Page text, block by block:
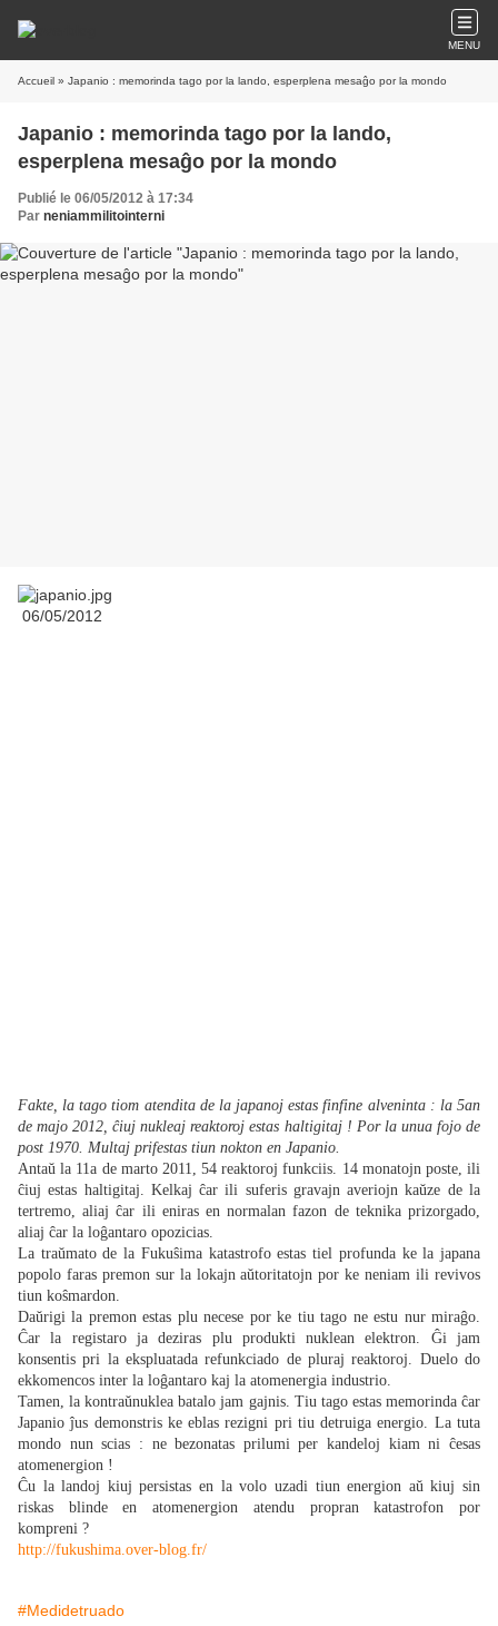
MENU
Accueil » Japanio : memorinda tago por la lando, esperplena mesaĝo por la mondo
Japanio : memorinda tago por la lando,
esperplena mesaĝo por la mondo
Publié le 06/05/2012 à 17:34
Par neniammilitointerni
06/05/2012
Fakte, la tago tiom atendita de la japanoj estas finfine alveninta : la 5an
de majo 2012, ĉiuj nukleaj reaktoroj estas haltigitaj ! Por la unua fojo de
post 1970. Multaj prifestas tiun nokton en Japanio.
Antaŭ la 11a de marto 2011, 54 reaktoroj funkciis. 14 monatojn poste, ili
ĉiuj estas haltigitaj. Kelkaj ĉar ili suferis gravajn averiojn kaŭze de la
tertremo, aliaj ĉar ili eniras en normalan fazon de teknika prizorgado,
aliaj ĉar la loĝantaro opozicias.
La traŭmato de la Fukuŝima katastrofo estas tiel profunda ke la japana
popolo faras premon sur la lokajn aŭtoritatojn por ke neniam ili revivos
tiun koŝmardon.
Daŭrigi la premon estas plu necese por ke tiu tago ne estu nur miraĝo.
Ĉar la registaro ja deziras plu produkti nuklean elektron.
Ĝi jam
konsentis pri la ekspluatada refunkciado de pluraj reaktoroj. Duelo do
ekkomencos inter la loĝantaro kaj la atomenergia industrio.
Tamen, la kontraŭnuklea batalo jam gajnis. Tiu tago estas memorinda ĉar
Japanio ĵus demonstris ke eblas rezigni pri tiu detruiga energio. La tuta
mondo nun scias : ne bezonatas prilumi per kandeloj kiam ni ĉesas
atomenergion !
Ĉu la landoj kiuj persistas en la volo uzadi tiun energion aŭ kiuj sin
riskas blinde en atomenergion atendu propran katastrofon por
kompreni ?
http://fukushima.over-blog.fr/
#Medidetruado